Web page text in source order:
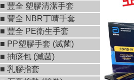
■ 豐全 塑膠清潔手套
■ 豐全 NBR丁晴手套
■ 豐全 PE衛生手套
■ PP塑膠手套 (滅菌)
■ 抽痰包 (滅菌)
■ 乳膠指套